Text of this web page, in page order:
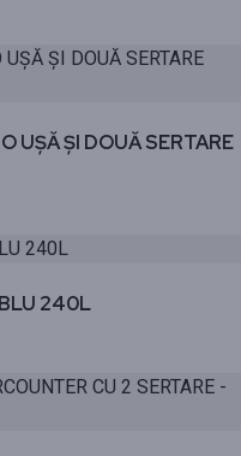
UȘĂ ȘI DOUĂ SERTARE
240L